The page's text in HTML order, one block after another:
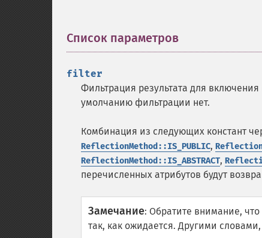
Список параметров
filter
Фильтрация результата для
умолчанию фильтрации нет.
Комбинация из следующих констант
ReflectionMethod::IS_PUBLIC,
ReflectionMethod::IS_ABSTRACT,
перечисленных атрибутов будут
Замечание: Обратите внимание,
так, как ожидается. Другими